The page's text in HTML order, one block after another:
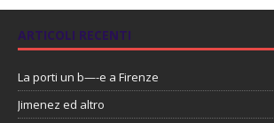
ARTICOLI RECENTI
La porti un b—-e a Firenze
Jimenez ed altro